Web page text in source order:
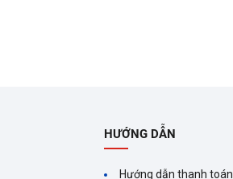
HƯỚNG DẪN
Hướng dẫn thanh toán